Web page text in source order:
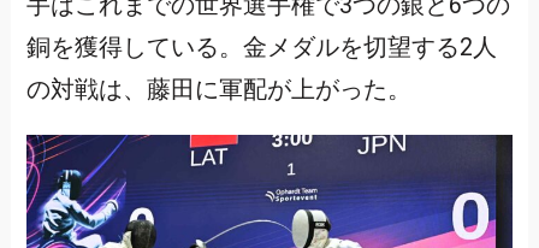
手はこれまでの世界選手権で3つの銀と6つの
銅を獲得している。金メダルを切望する2人
の対戦は、藤田に軍配が上がった。